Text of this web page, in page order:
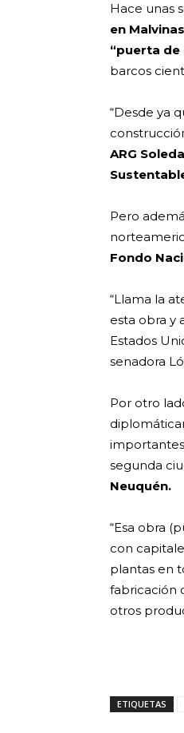
Hace unas
en
“puerta de
barcos
“Desde ya
ARG
Pero
Fondo
“Llama la
esta obra y
Estados
senadora
Por otro
segunda
Neuquén.
“Esa obra
con
plantas en
fabricación
otros
ETIQUETAS